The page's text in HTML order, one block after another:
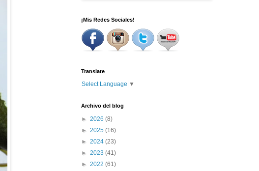
¡Mis Redes Sociales!
Translate
Select Language ▼
Archivo del blog
► 2026 (8)
► 2025 (16)
► 2024 (23)
► 2023 (41)
► 2022 (61)